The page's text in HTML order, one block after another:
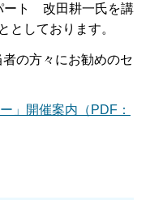
ート 改田耕一氏を講
としております。
の方々にお勧めのセ
」開催案内（PDF：